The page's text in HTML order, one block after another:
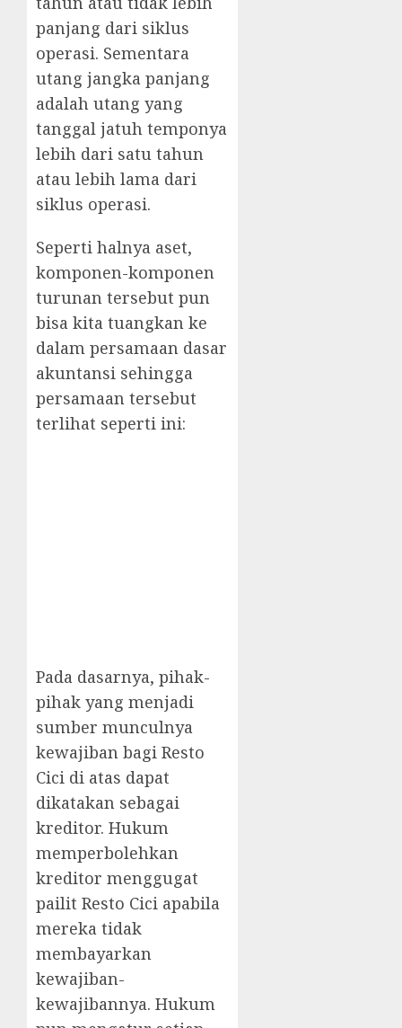
panjang dari siklus
operasi. Sementara
utang jangka panjang
adalah utang yang
tanggal jatuh temponya
lebih dari satu tahun
atau lebih lama dari
siklus operasi.
Seperti halnya aset,
komponen-komponen
turunan tersebut pun
bisa kita tuangkan ke
dalam persamaan dasar
akuntansi sehingga
persamaan tersebut
terlihat seperti ini:
Pada dasarnya, pihak-
pihak yang menjadi
sumber munculnya
kewajiban bagi Resto
Cici di atas dapat
dikatakan sebagai
kreditor. Hukum
memperbolehkan
kreditor menggugat
pailit Resto Cici apabila
mereka tidak
membayarkan
kewajiban-
kewajibannya. Hukum